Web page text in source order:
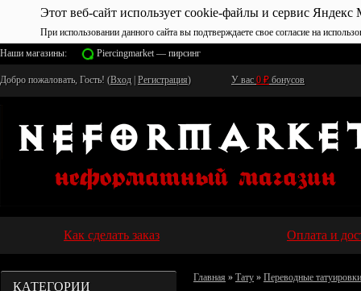
Этот веб-сайт использует cookie-файлы и сервис Яндекс
При использовании данного сайта вы подтверждаете свое согласие на
Наши магазины:
Piercingmarket — пирсинг
Добро пожаловать, Гость! (Вход Регистрация) У вас 0 ₽ бонусов
Как сделать заказ Оплата и
КАТЕГОРИИ Главная » Тату » Переводные татуировки